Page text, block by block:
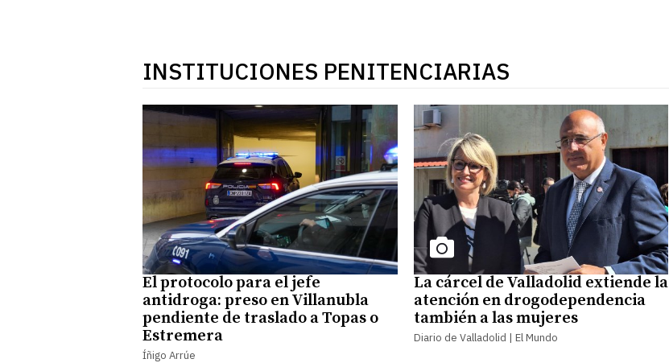
INSTITUCIONES PENITENCIARIAS
El protocolo para el jefe
antidroga: preso en Villanubla
pendiente de traslado a Topas o
Estremera
Íñigo Arrúe
La cárcel de Valladolid extiende la
atención en drogodependencia
también a las mujeres
Diario de Valladolid | El Mundo